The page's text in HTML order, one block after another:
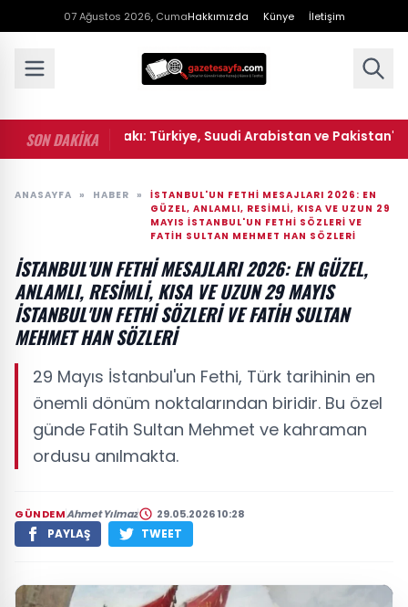
07 Ağustos 2026, CumaHakkımızda Künye İletişim
SON DAKİKA
savunma ittifakı: Türkiye, Suudi Arabistan ve Pakistan'dan
ANASAYFA » HABER »
İSTANBUL'UN FETHI MESAJLARI 2026: EN
GÜZEL, ANLAMLI, RESIMLI, KISA VE UZUN 29
MAYIS İSTANBUL'UN FETHI SÖZLERI VE
FATIH SULTAN MEHMET HAN SÖZLERI
İSTANBUL'UN FETHI MESAJLARI 2026: EN GÜZEL,
ANLAMLI, RESIMLI, KISA VE UZUN 29 MAYIS
İSTANBUL'UN FETHI SÖZLERI VE FATIH SULTAN
MEHMET HAN SÖZLERI
29 Mayıs İstanbul'un Fethi, Türk tarihinin en
önemli dönüm noktalarından biridir. Bu özel
günde Fatih Sultan Mehmet ve kahraman
ordusu anılmakta.
GÜNDEMAhmet Yılmaz 29.05.2026 10:28
PAYLAŞ TWEET